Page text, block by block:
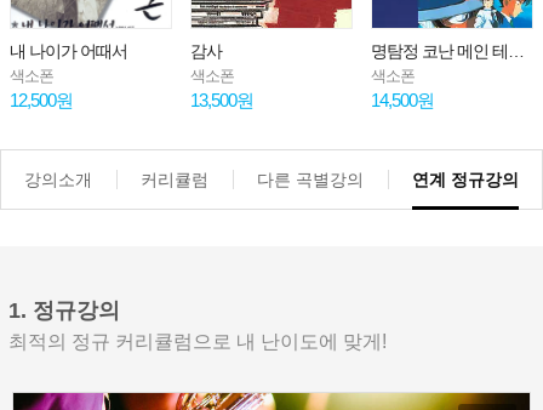
내 나이가 어때서
색소폰
12,500원
감사
색소폰
13,500원
색소폰
14,500원
강의소개 커리큘럼 다른 곡별강의 연계 정규강의
1. 정규강의
최적의 정규 커리큘럼으로 내 난이도에 맞게!